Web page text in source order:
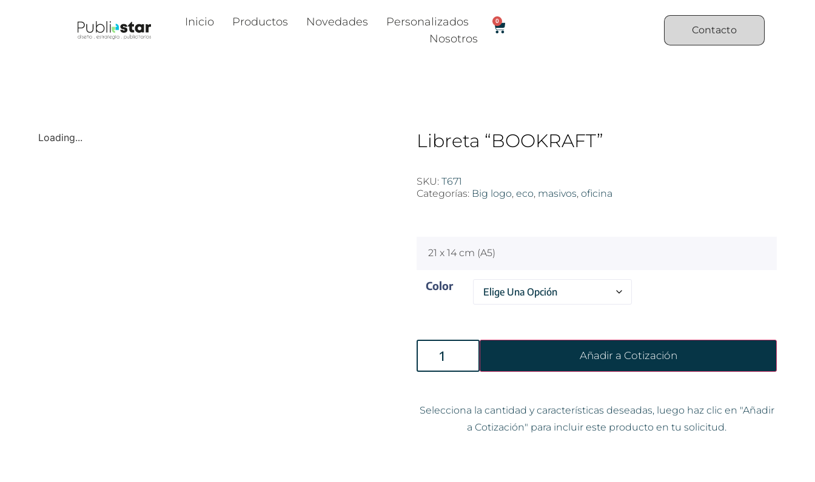
Inicio Productos Novedades
Personalizados
Nosotros
0
Contacto
Loading... Libreta “BOOKRAFT”
SKU: T671
Categorías: Big logo, eco, masivos, oficina
21 x 14 cm (A5)
Color
Añadir a Cotización
Selecciona la cantidad y características deseadas, luego haz clic en "Añadir
a Cotización" para incluir este producto en tu solicitud.